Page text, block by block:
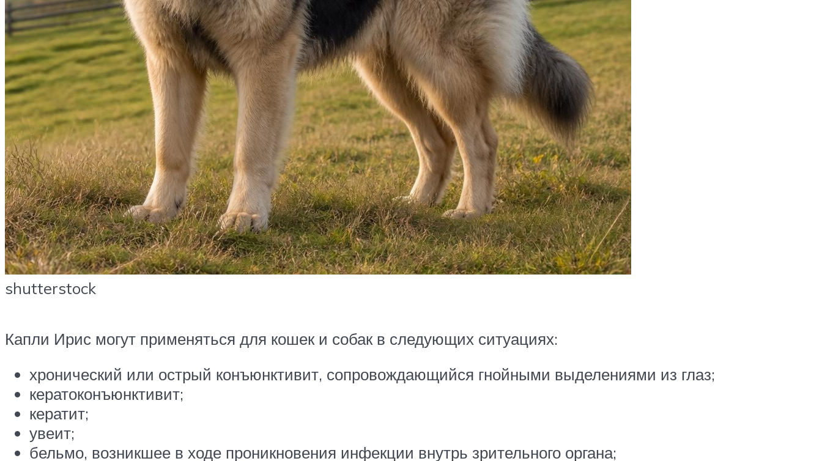
shutterstock
Капли Ирис могут применяться для кошек и собак в следующих ситуациях:
хронический или острый конъюнктивит, сопровождающийся гнойными выделениями из глаз;
кератоконъюнктивит;
кератит;
увеит;
бельмо, возникшее в ходе проникновения инфекции внутрь зрительного органа;